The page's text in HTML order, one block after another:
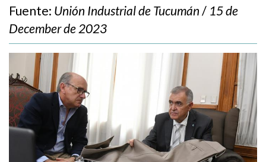
Fuente: Unión Industrial de Tucumán / 15 de
December de 2023